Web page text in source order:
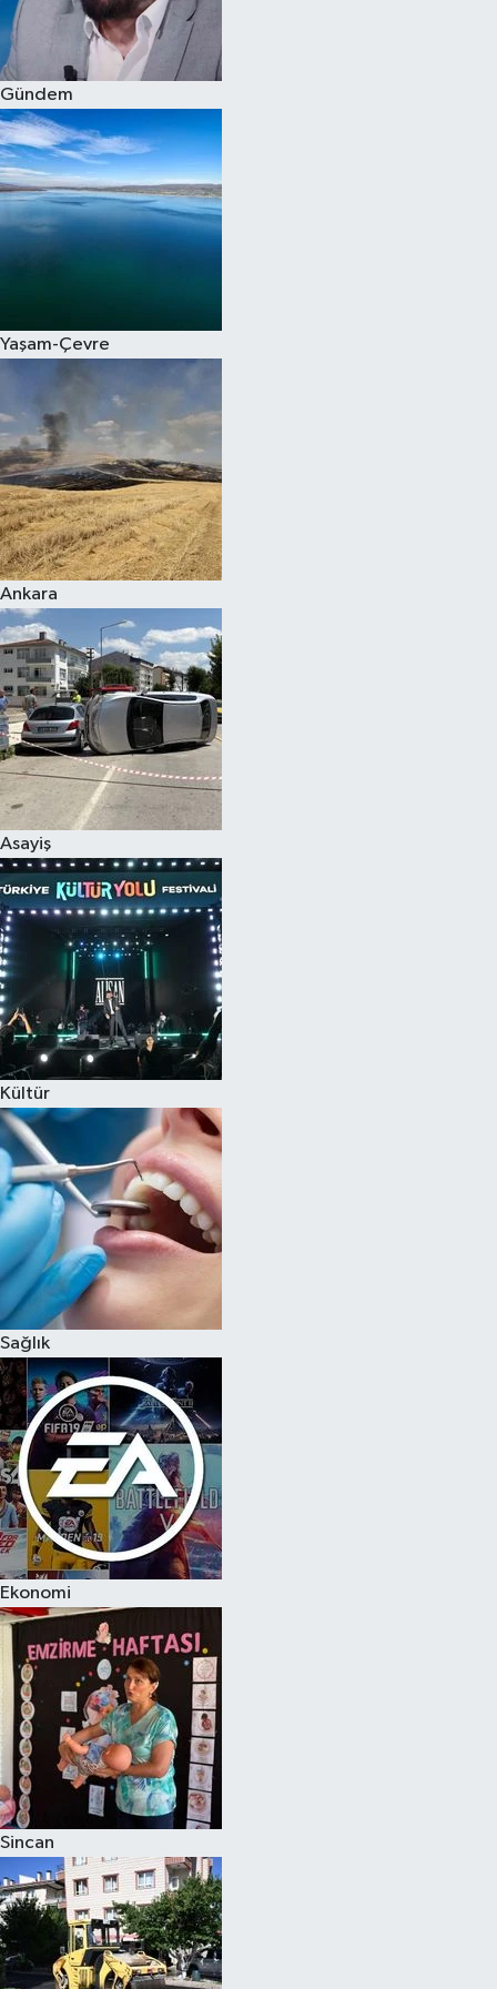
Gündem
Yaşam-Çevre
Ankara
Asayiş
Kültür
Sağlık
Ekonomi
Sincan
Spor
Burç Yorumları
Çocuk
Eğitim
Kim kimdir?
Kültür Sanat
Sağlık
Siyaset
Teknoloji
Televizyon
Yaşam-Çevre